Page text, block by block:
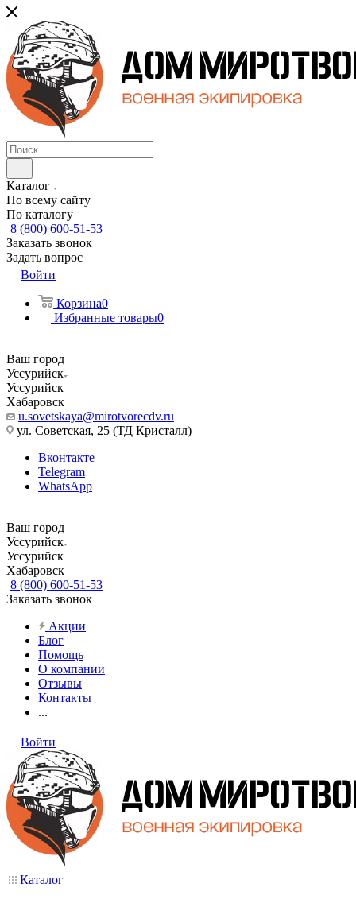
Каталог
По всему сайту
По каталогу
8 (800) 600-51-53
Заказать звонок
Задать вопрос
Войти
Корзина0
Избранные товары0
Ваш город
Уссурийск
Уссурийск
Хабаровск
u.sovetskaya@mirotvorecdv.ru
ул. Советская, 25 (ТД Кристалл)
Вконтакте
Telegram
WhatsApp
Ваш город
Уссурийск
Уссурийск
Хабаровск
8 (800) 600-51-53
Заказать звонок
Акции
Блог
Помощь
О компании
Отзывы
Контакты
...
Войти
Каталог